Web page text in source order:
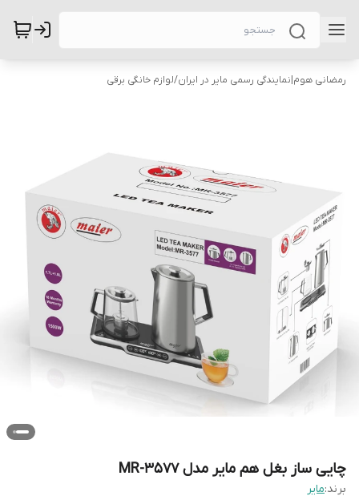
رمضانی هوم|نمایندگی رسمی مایر در ایران/لوازم خانگی برقی
چایی ساز بغل هم مایر مدل MR-3577
برند:مایر